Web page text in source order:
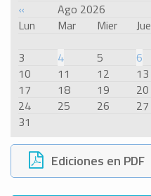
« Ago 2026
Lun
Mar Mier Jue
3
4 5 6
10
11 12 13
17
18 19 20
24
25 26 27
31
Ediciones en PDF